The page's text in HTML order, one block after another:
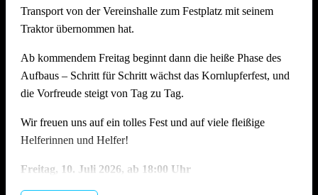
Transport von der Vereinshalle zum Festplatz mit seinem
Traktor übernommen hat.
Ab kommendem Freitag beginnt dann die heiße Phase des
Aufbaus – Schritt für Schritt wächst das Kornlupferfest, und
die Vorfreude steigt von Tag zu Tag.
Wir freuen uns auf ein tolles Fest und auf viele fleißige
Helferinnen und Helfer!
Freitag, 10. Juli 2026, ab 18:00 Uhr